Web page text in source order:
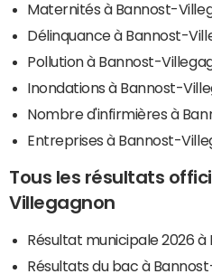
Maternités à Bannost-
Délinquance à Bannost-
Pollution à Bannost-
Inondations à Bannost-
Nombre d'infirmières à
Entreprises à Bannost-
Tous les résultats
Villegagnon
Résultat municipale 2026
Résultats du bac à